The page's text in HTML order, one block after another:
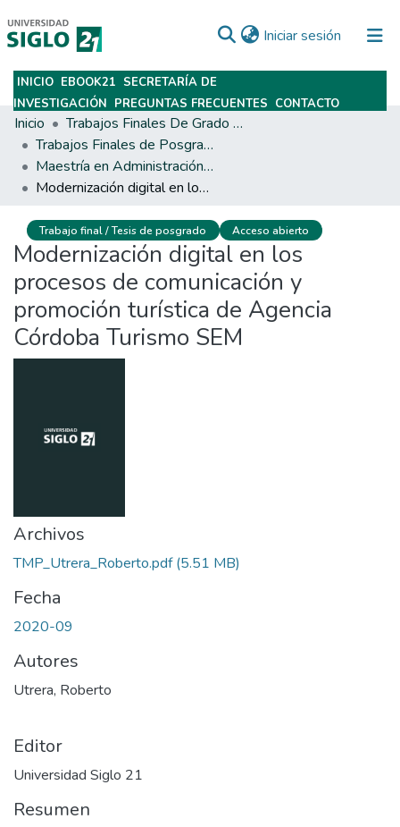
Iniciar sesión (current)
Subir
INICIO EBOOK21 SECRETARÍA DE
INVESTIGACIÓN PREGUNTAS FRECUENTES CONTACTO
Inicio
Trabajos Finales De Grado Y Posgrado
Trabajos Finales de Posgrados y Maestrías
Maestría en Administración de Negocios y Aplicaciones Tecnológicas en la Empresa
Modernización digital en los procesos de comunicación y promoción turística de Agencia Córdoba Turismo SEM
Trabajo final / Tesis de posgrado Acceso abierto
Modernización digital en los
procesos de comunicación y
promoción turística de Agencia
Córdoba Turismo SEM
Archivos
TMP_Utrera_Roberto.pdf(5.51 MB)
Fecha
2020-09
Autores
Utrera, Roberto
Editor
Universidad Siglo 21
Resumen